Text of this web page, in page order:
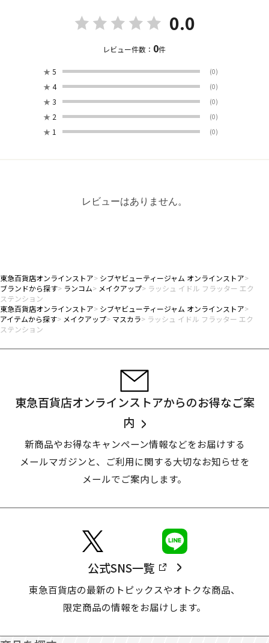
0.0
レビュー件数： 0件
★ 5 (0)
★ 4 (0)
★ 3 (0)
★ 2 (0)
★ 1 (0)
レビューはありません。
東急百貨店オンラインストア
シブヤビューティージャム オンラインストア
ブランドから探す
ランコム メイクアップ
ラッシュ イドル フラッター エク
ステンション
東急百貨店オンラインストア
シブヤビューティージャム オンラインストア
アイテムから探す
メイクアップ マスカラ
ラッシュ イドル フラッター エク
ステンション
東急百貨店オンラインストアからのお得なご案
内
新商品やお得なキャンペーン情報などをお届けする
メールマガジンと、
ご利用に関する大切なお知らせを
メールでご案内します。
公式SNS一覧
東急百貨店の最新のトピックスやオトクな商品、
限定商品の情報をお届けします。